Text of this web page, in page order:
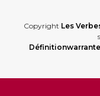
Copyright Les